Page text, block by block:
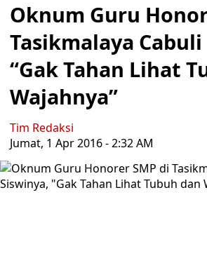
Oknum Guru
Tasikmalaya
“Gak Tahan Lihat
Wajahnya”
Tim Redaksi
Jumat, 1 Apr 2016 - 2:32 AM